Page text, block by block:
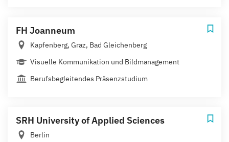
FH Joanneum
Kapfenberg, Graz, Bad Gleichenberg
Visuelle Kommunikation und Bildmanagement
Berufsbegleitendes Präsenzstudium
SRH University of Applied Sciences
Berlin